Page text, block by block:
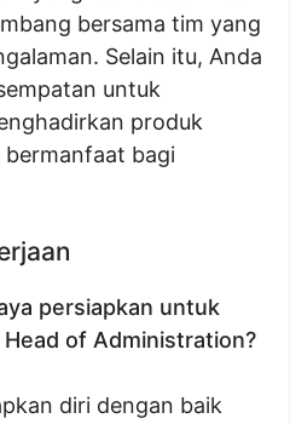
bersama tim yang
Selain itu, Anda
untuk
produk
bagi
persiapkan untuk
of Administration?
diri dengan baik